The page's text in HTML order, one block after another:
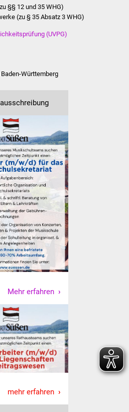
Stadtarchiv
Zehntscheuer
Vereine und Parteien
Selbsteintrag Vereine
Beirat Süßener Vereine
Sportanlagen
Tourismus
Erlebnisregion
Schwäbischer Albtrauf
Route der
Industriekultur
Senioren
Stadtseniorenrat
Sommerwochen für
Seniorenwohn- und
§§ 12 und 35 WHG)
(zu § 35 Absatz 3 WHG)
(UVPG)
Württemberg
Mehr erfahren
mehr erfahren